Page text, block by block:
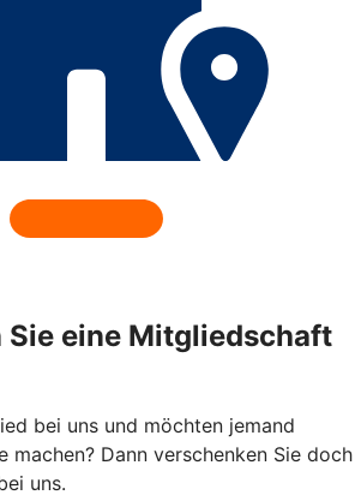
Sie eine Mitgliedschaft
bei uns und möchten jemand
machen? Dann verschenken Sie doch
uns.